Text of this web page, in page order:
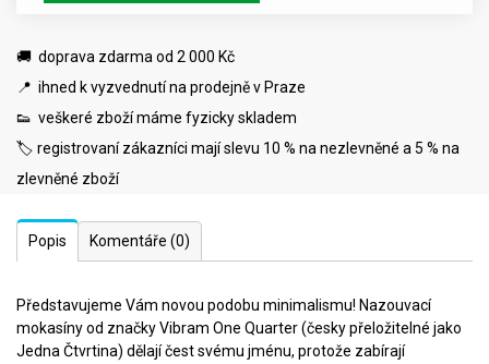
🚚 doprava zdarma od 2 000 Kč
📍 ihned k vyzvednutí na prodejně v Praze
👟 veškeré zboží máme fyzicky skladem
🏷️ registrovaní zákazníci mají slevu 10 % na nezlevněné a 5 % na
zlevněné zboží
Popis Komentáře (0)
Představujeme Vám novou podobu minimalismu! Nazouvací
mokasíny od značky Vibram One Quarter (česky přeložitelné jako
Jedna Čtvrtina) dělají čest svému jménu, protože zabírají